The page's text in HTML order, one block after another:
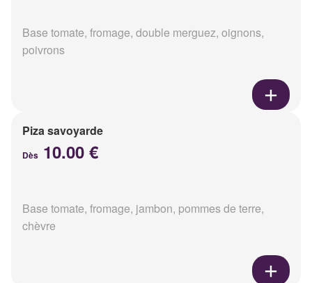
Base tomate, fromage, double merguez, oignons,
poivrons
Piza savoyarde
Dès 10.00 €
Base tomate, fromage, jambon, pommes de terre,
chèvre